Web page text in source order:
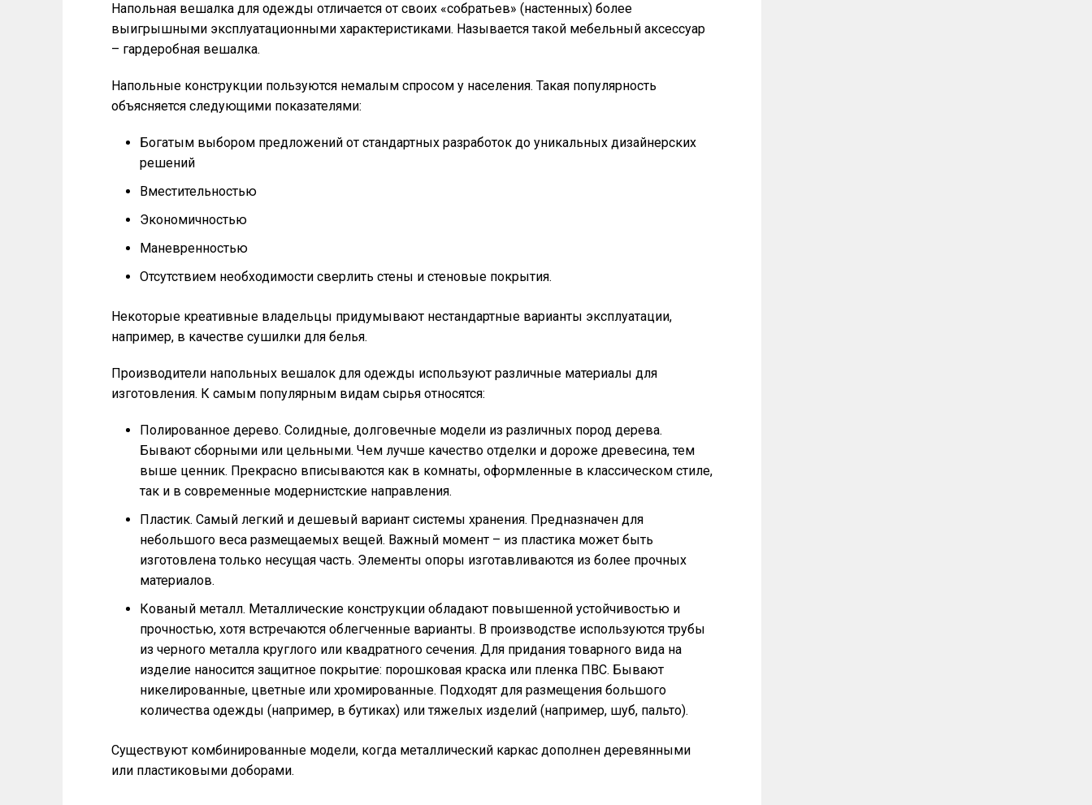
Напольная вешалка для одежды отличается от своих «собратьев» (настенных) более
выигрышными эксплуатационными характеристиками. Называется такой мебельный аксессуар
– гардеробная вешалка.
Напольные конструкции пользуются немалым спросом у населения. Такая популярность
объясняется следующими показателями:
Богатым выбором предложений от стандартных разработок до уникальных дизайнерских
решений
Вместительностью
Экономичностью
Маневренностью
Отсутствием необходимости сверлить стены и стеновые покрытия.
Некоторые креативные владельцы придумывают нестандартные варианты эксплуатации,
например, в качестве сушилки для белья.
Производители напольных вешалок для одежды используют различные материалы для
изготовления. К самым популярным видам сырья относятся:
Полированное дерево. Солидные, долговечные модели из различных пород дерева.
Бывают сборными или цельными. Чем лучше качество отделки и дороже древесина, тем
выше ценник. Прекрасно вписываются как в комнаты, оформленные в классическом стиле,
так и в современные модернистские направления.
Пластик. Самый легкий и дешевый вариант системы хранения. Предназначен для
небольшого веса размещаемых вещей. Важный момент – из пластика может быть
изготовлена только несущая часть. Элементы опоры изготавливаются из более прочных
материалов.
Кованый металл. Металлические конструкции обладают повышенной устойчивостью и
прочностью, хотя встречаются облегченные варианты. В производстве используются трубы
из черного металла круглого или квадратного сечения. Для придания товарного вида на
изделие наносится защитное покрытие: порошковая краска или пленка ПВС. Бывают
никелированные, цветные или хромированные. Подходят для размещения большого
количества одежды (например, в бутиках) или тяжелых изделий (например, шуб, пальто).
Существуют комбинированные модели, когда металлический каркас дополнен деревянными
или пластиковыми доборами.